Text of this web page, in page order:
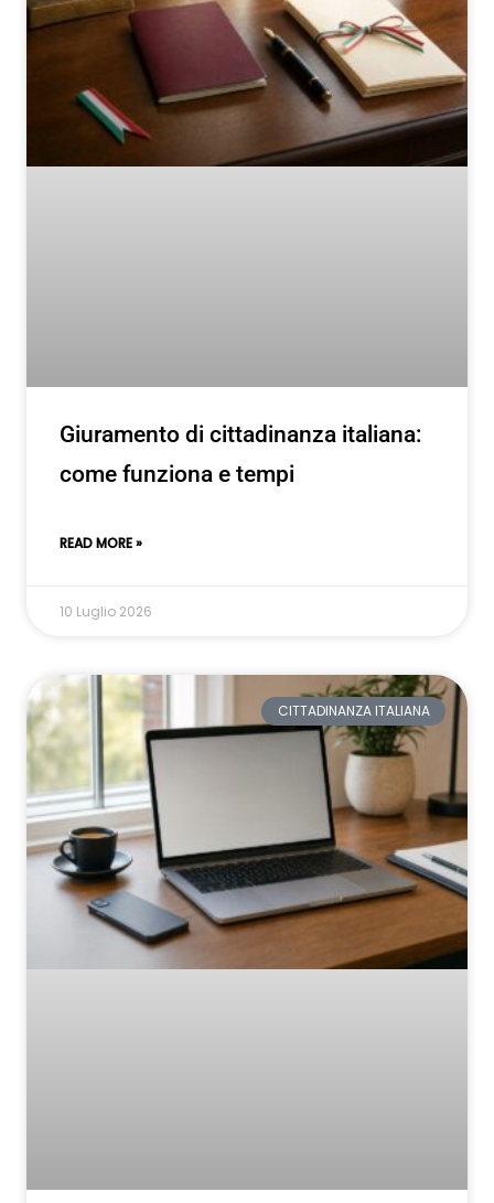
Giuramento di cittadinanza italiana:
come funziona e tempi
READ MORE »
10 Luglio 2026
CITTADINANZA ITALIANA